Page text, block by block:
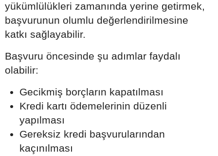
yükümlülükleri zamanında yerine getirmek,
başvurunun olumlu değerlendirilmesine
katkı sağlayabilir.
Başvuru öncesinde şu adımlar faydalı
olabilir:
Gecikmiş borçların kapatılması
Kredi kartı ödemelerinin düzenli
yapılması
Gereksiz kredi başvurularından
kaçınılması